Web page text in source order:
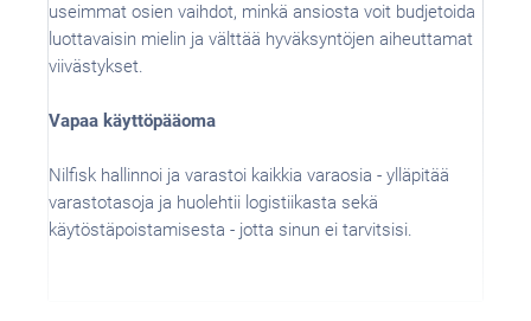
useimmat osien vaihdot, minkä ansiosta voit budjetoida
luottavaisin mielin ja välttää hyväksyntöjen aiheuttamat
viivästykset.
Vapaa käyttöpääoma
Nilfisk hallinnoi ja varastoi kaikkia varaosia - ylläpitää
varastotasoja ja huolehtii logistiikasta sekä
käytöstäpoistamisesta - jotta sinun ei tarvitsisi.